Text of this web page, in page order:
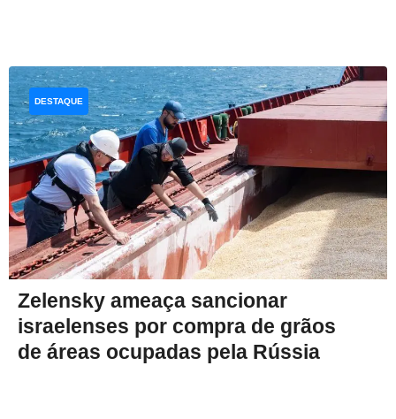
Zelensky ameaça sancionar
israelenses por compra de grãos
de áreas ocupadas pela Rússia
DESTAQUE